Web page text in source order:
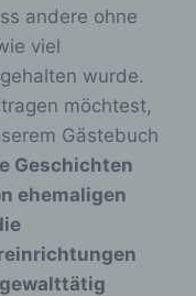
andere ohne
viel
wurde.
möchtest,
Gästebuch
Geschichten
ehemaligen